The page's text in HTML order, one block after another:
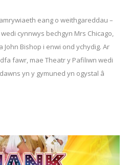
eang o weithgareddau –
cynnwys bechgyn Mrs Chicago,
John Bishop i enwi ond ychydig. Ar
fawr, mae Theatr y Pafiliwn wedi
yn y gymuned yn ogystal â